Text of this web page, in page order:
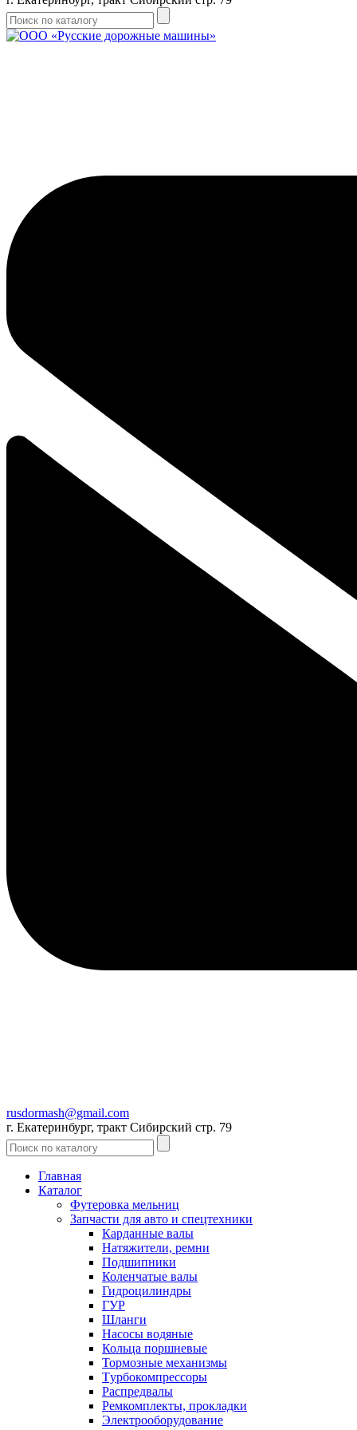
rusdormash@gmail.com
г. Екатеринбург, тракт Сибирский стр. 79
Главная
Каталог
Футеровка мельниц
Запчасти для авто и спецтехники
Карданные валы
Натяжители, ремни
Подшипники
Коленчатые валы
Гидроцилиндры
ГУР
Шланги
Насосы водяные
Кольца поршневые
Тормозные механизмы
Tурбокомпрессоры
Распредвалы
Ремкомплекты, прокладки
Электрооборудование